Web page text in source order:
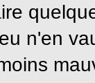
n'en